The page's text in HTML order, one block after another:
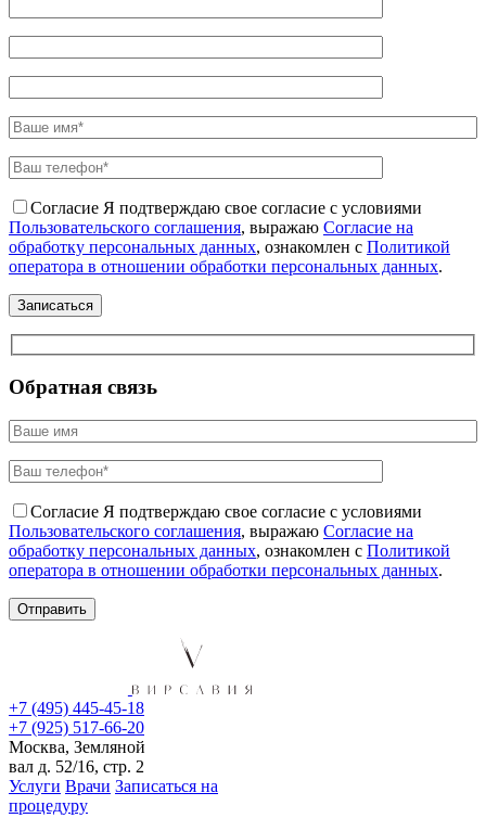
Согласие Я подтверждаю свое согласие с условиями
Пользовательского соглашения, выражаю Согласие на
обработку персональных данных, ознакомлен с Политикой
оператора в отношении обработки персональных данных.
Обратная связь
Согласие Я подтверждаю свое согласие с условиями
Пользовательского соглашения, выражаю Согласие на
обработку персональных данных, ознакомлен с Политикой
оператора в отношении обработки персональных данных.
+7 (495) 445-45-18
+7 (925) 517-66-20
Москва, Земляной
вал д. 52/16, стр. 2
Услуги Врачи Записаться на
процедуру